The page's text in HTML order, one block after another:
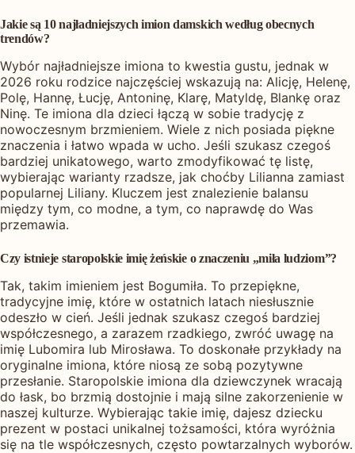
Jakie są 10 najładniejszych imion damskich według obecnych
trendów?
Wybór najładniejsze imiona to kwestia gustu, jednak w
2026 roku rodzice najczęściej wskazują na: Alicję, Helenę,
Polę, Hannę, Łucję, Antoninę, Klarę, Matyldę, Blankę oraz
Ninę. Te imiona dla dzieci łączą w sobie tradycję z
nowoczesnym brzmieniem. Wiele z nich posiada piękne
znaczenia i łatwo wpada w ucho. Jeśli szukasz czegoś
bardziej unikatowego, warto zmodyfikować tę listę,
wybierając warianty rzadsze, jak choćby Lilianna zamiast
popularnej Liliany. Kluczem jest znalezienie balansu
między tym, co modne, a tym, co naprawdę do Was
przemawia.
Czy istnieje staropolskie imię żeńskie o znaczeniu „miła ludziom”?
Tak, takim imieniem jest Bogumiła. To przepiękne,
tradycyjne imię, które w ostatnich latach niesłusznie
odeszło w cień. Jeśli jednak szukasz czegoś bardziej
współczesnego, a zarazem rzadkiego, zwróć uwagę na
imię Lubomira lub Mirosława. To doskonałe przykłady na
oryginalne imiona, które niosą ze sobą pozytywne
przesłanie. Staropolskie imiona dla dziewczynek wracają
do łask, bo brzmią dostojnie i mają silne zakorzenienie w
naszej kulturze. Wybierając takie imię, dajesz dziecku
prezent w postaci unikalnej tożsamości, która wyróżnia
się na tle współczesnych, często powtarzalnych wyborów.